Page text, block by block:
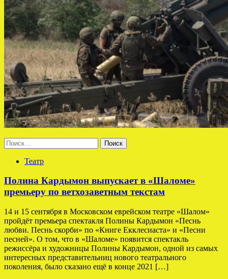
Найти:
Театр
Полина Кардымон выпускает в «Шаломе»
премьеру по ветхозаветным текстам
14 и 15 сентября в Московском еврейском театре «Шалом»
пройдёт премьера спектакля Полины Кардымон «Песнь
любви. Песнь скорби» по «Книге Екклесиаста» и «Песни
песней». О том, что в «Шаломе» появится спектакль
режиссёра и художницы Полины Кардымон, одной из самых
интересных представительниц нового театрального
поколения, было сказано ещё в конце 2021 […]